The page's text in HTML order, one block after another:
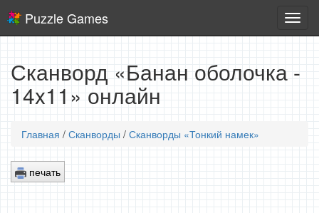
игры
Puzzle Games
Сканворд «Банан оболочка -
14x11» онлайн
Главная / Сканворды / Сканворды «Тонкий намек»
печать